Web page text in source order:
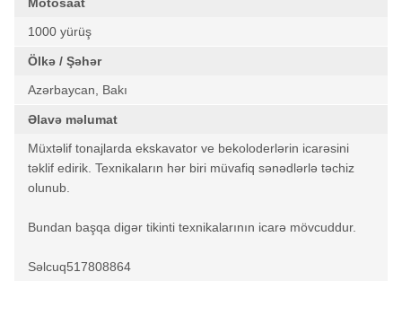
1000 yürüş
Ölkə / Şəhər
Azərbaycan, Bakı
Əlavə məlumat
Müxtəlif tonajlarda ekskavator ve bekoloderlərin icarəsini
təklif edirik. Texnikaların hər biri müvafiq sənədlərlə təchiz
olunub.
Bundan başqa digər tikinti texnikalarının icarə mövcuddur.
Səlcuq517808864